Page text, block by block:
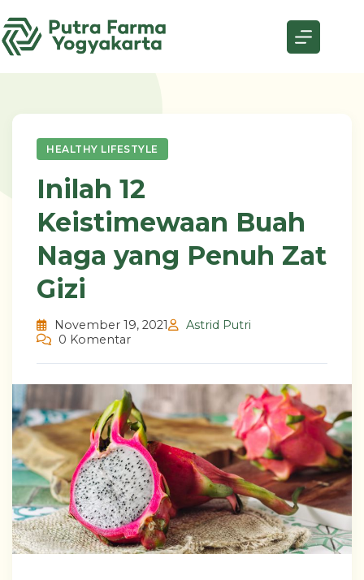
to
content
HEALTHY LIFESTYLE
Inilah 12
Keistimewaan Buah
Naga yang Penuh Zat
Gizi
November 19, 2021
Astrid Putri
0 Komentar